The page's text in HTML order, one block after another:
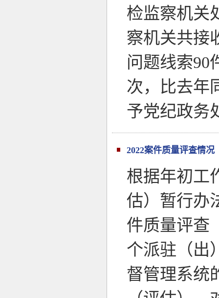
检监察机关
察机关共接
问题线索90
次，比去年
予党纪政务
2022案件质量评查情况
根据年初工
估）暂行办
件质量评查
个派驻（出
督管理系统